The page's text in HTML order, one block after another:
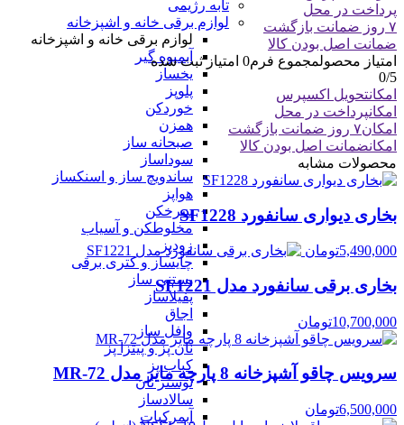
تابه رژیمی
لوازم برقی خانه و اشپزخانه
لوازم برقی خانه و اشپزخانه
آبمیوه گیر
یخساز
پلوپز
خوردکن
همزن
صبحانه ساز
سوداساز
ساندویچ ساز و اسنکساز
هواپز
سرخکن
مخلوطکن و آسیاب
زودپز
چایساز و کتری برقی
بستنی ساز
پفیلاساز
اجاق
وافل ساز
نان پز و پیتزا پز
کباب پز
توستر نان
سالادساز
آبمرکبات
پرداخت در محل
۷ روز ضمانت بازگشت
ضمانت اصل بودن کالا
امتیاز محصولمجموع فرم0 امتیاز ثبت شده
0/5
امکانتحویل اکسپرس
امکانپرداخت در محل
امکان۷ روز ضمانت بازگشت
امکانضمانت اصل بودن کالا
محصولات مشابه
بخاری دیواری سانفورد SF1228
5,490,000تومان
بخاری برقی سانفورد مدل SF1221
10,700,000تومان
سرویس چاقو آشپزخانه 8 پارچه مایر مدل MR-72
6,500,000تومان